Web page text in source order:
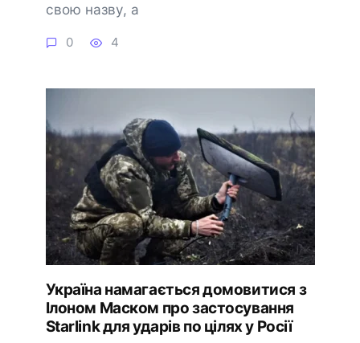
свою назву, а
0 4
Україна намагається домовитися з
Ілоном Маском про застосування
Starlink для ударів по цілях у Росії